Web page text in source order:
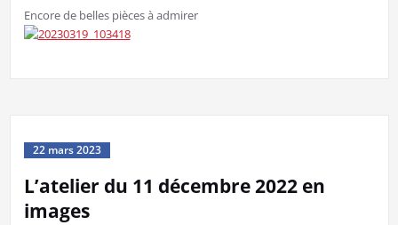
Encore de belles pièces à admirer
22 mars 2023
L’atelier du 11 décembre 2022 en
images